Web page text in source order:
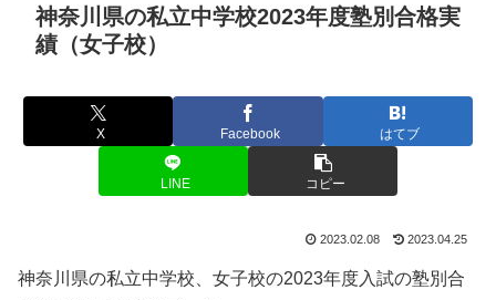
神奈川県の私立中学校2023年度塾別合格実
績（女子校）
X Facebook はてブ
LINE コピー
2023.02.08 2023.04.25
神奈川県の私立中学校、女子校の2023年度入試の塾別合